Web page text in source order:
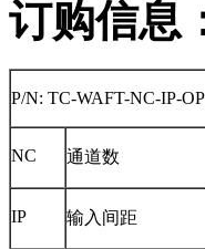
订购信息
P/N: TC-WAFT-NC-IP-
NC 通道数
IP 输入间距